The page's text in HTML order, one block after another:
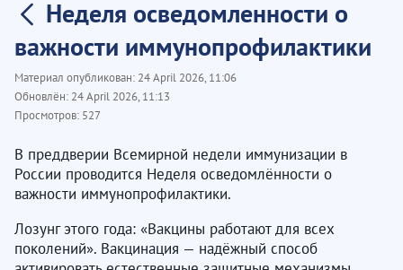
Неделя осведомленности о
важности иммунопрофилактики
Материал опубликован: 24 April 2026, 11:06
Обновлён: 24 April 2026, 11:13
Просмотров: 527
В преддверии Всемирной недели иммунизации в
России проводится Неделя осведомлённости о
важности иммунопрофилактики.
Лозунг этого года: «Вакцины работают для всех
поколений». Вакцинация — надёжный способ